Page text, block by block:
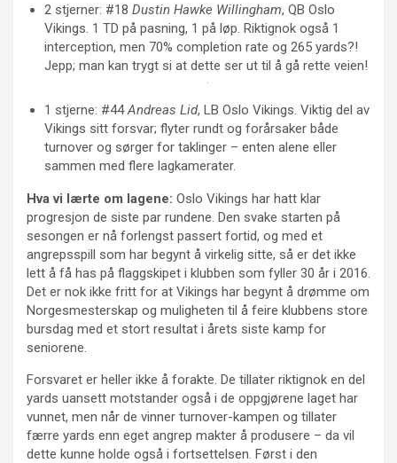
2 stjerner: #18 Dustin Hawke Willingham, QB Oslo
Vikings. 1 TD på pasning, 1 på løp. Riktignok også 1
interception, men 70% completion rate og 265 yards?!
Jepp; man kan trygt si at dette ser ut til å gå rette veien!
1 stjerne: #44Andreas Lid, LB Oslo Vikings. Viktig del av
Vikings sitt forsvar; flyter rundt og forårsaker både
turnover og sørger for taklinger – enten alene eller
sammen med flere lagkamerater.
Hva vi lærte om lagene: Oslo Vikings har hatt klar
progresjon de siste par rundene. Den svake starten på
sesongen er nå forlengst passert fortid, og med et
angrepsspill som har begynt å virkelig sitte, så er det ikke
lett å få has på flaggskipet i klubben som fyller 30 år i 2016.
Det er nok ikke fritt for at Vikings har begynt å drømme om
Norgesmesterskap og muligheten til å feire klubbens store
bursdag med et stort resultat i årets siste kamp for
seniorene.
Forsvaret er heller ikke å forakte. De tillater riktignok en del
yards uansett motstander også i de oppgjørene laget har
vunnet, men når de vinner turnover-kampen og tillater
færre yards enn eget angrep makter å produsere – da vil
dette kunne holde også i fortsettelsen. Først i den